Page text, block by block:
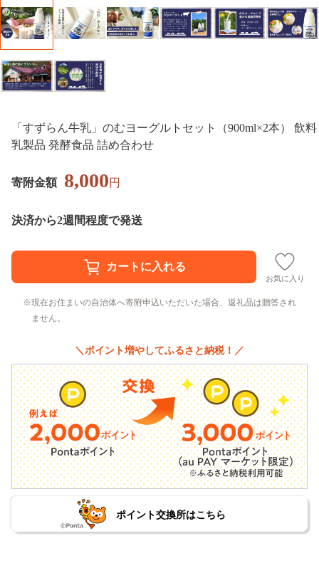
「すずらん牛乳」のむヨーグルトセット（900ml×2本） 飲料
乳製品 発酵食品 詰め合わせ
寄附金額 8,000円
決済から2週間程度で発送
お気に入り
現在お住まいの自治体へ寄附申込いただいた場合、返礼品は贈答され
ません。
＼ポイント増やしてふるさと納税！／
ポイント交換所はこちら